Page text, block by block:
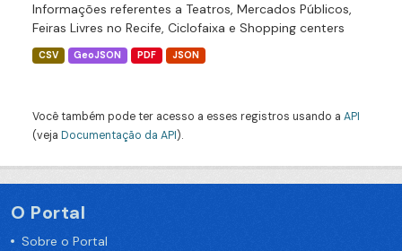
Informações referentes a Teatros, Mercados Públicos,
Feiras Livres no Recife, Ciclofaixa e Shopping centers
CSV GeoJSON PDF JSON
Você também pode ter acesso a esses registros usando a API
(veja Documentação da API).
O Portal
Sobre o Portal